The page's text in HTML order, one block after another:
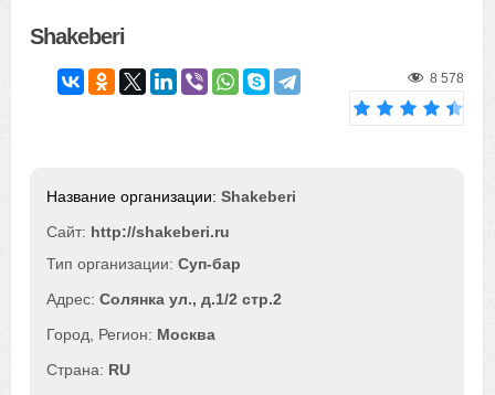
Shakeberi
8 578
Shakeberi
Сайт: http://shakeberi.ru
Суп-бар
Солянка ул., д.1/2 стр.2
Москва
RU